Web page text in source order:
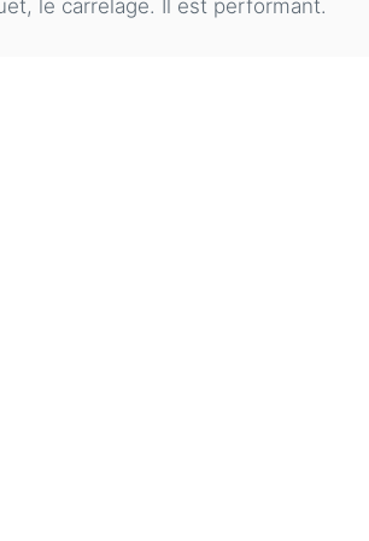
le carrelage. Il est performant.